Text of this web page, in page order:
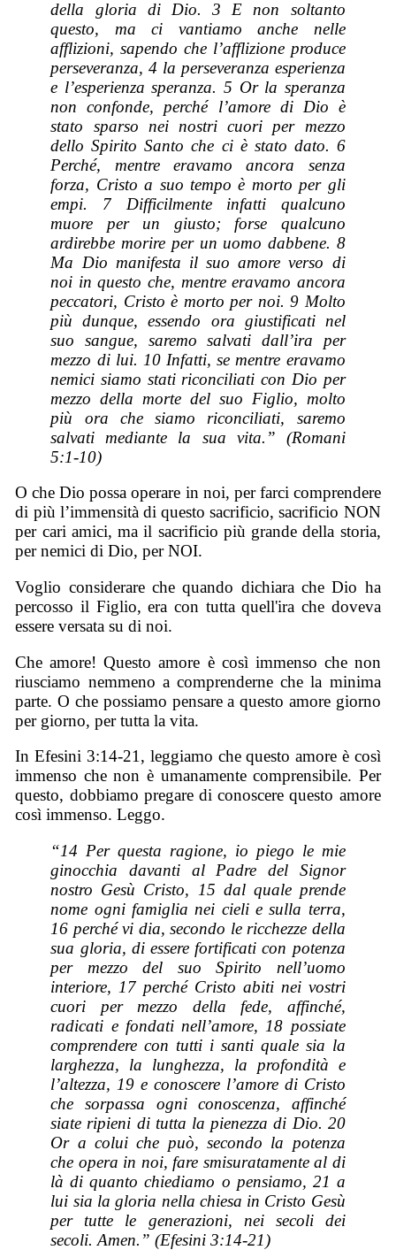
della gloria di Dio. 3 E non soltanto
questo, ma ci vantiamo anche nelle
afflizioni, sapendo che l’afflizione produce
perseveranza, 4 la perseveranza esperienza
e l’esperienza speranza. 5 Or la speranza
non confonde, perché l’amore di Dio è
stato sparso nei nostri cuori per mezzo
dello Spirito Santo che ci è stato dato. 6
Perché, mentre eravamo ancora senza
forza, Cristo a suo tempo è morto per gli
empi. 7 Difficilmente infatti qualcuno
muore per un giusto; forse qualcuno
ardirebbe morire per un uomo dabbene. 8
Ma Dio manifesta il suo amore verso di
noi in questo che, mentre eravamo ancora
peccatori, Cristo è morto per noi. 9 Molto
più dunque, essendo ora giustificati nel
suo sangue, saremo salvati dall’ira per
mezzo di lui. 10 Infatti, se mentre eravamo
nemici siamo stati riconciliati con Dio per
mezzo della morte del suo Figlio, molto
più ora che siamo riconciliati, saremo
salvati mediante la sua vita.” (Romani
5:1-10)
O che Dio possa operare in noi, per farci comprendere
di più l’immensità di questo sacrificio, sacrificio NON
per cari amici, ma il sacrificio più grande della storia,
per nemici di Dio, per NOI.
Voglio considerare che quando dichiara che Dio ha
percosso il Figlio, era con tutta quell'ira che doveva
essere versata su di noi.
Che amore! Questo amore è così immenso che non
riusciamo nemmeno a comprenderne che la minima
parte. O che possiamo pensare a questo amore giorno
per giorno, per tutta la vita.
In Efesini 3:14-21, leggiamo che questo amore è così
immenso che non è umanamente comprensibile. Per
questo, dobbiamo pregare di conoscere questo amore
così immenso. Leggo.
“14 Per questa ragione, io piego le mie
ginocchia davanti al Padre del Signor
nostro Gesù Cristo, 15 dal quale prende
nome ogni famiglia nei cieli e sulla terra,
16 perché vi dia, secondo le ricchezze della
sua gloria, di essere fortificati con potenza
per mezzo del suo Spirito nell’uomo
interiore, 17 perché Cristo abiti nei vostri
cuori per mezzo della fede, affinché,
radicati e fondati nell’amore, 18 possiate
comprendere con tutti i santi quale sia la
larghezza, la lunghezza, la profondità e
l’altezza, 19 e conoscere l’amore di Cristo
che sorpassa ogniconoscenza, affinché
siate ripieni di tutta la pienezza di Dio. 20
Or a colui che può, secondo la potenza
che opera in noi, fare smisuratamente al di
là di quanto chiediamo o pensiamo, 21 a
lui sia la gloria nella chiesa in Cristo Gesù
per tutte le generazioni, nei secoli dei
secoli. Amen.” (Efesini 3:14-21)